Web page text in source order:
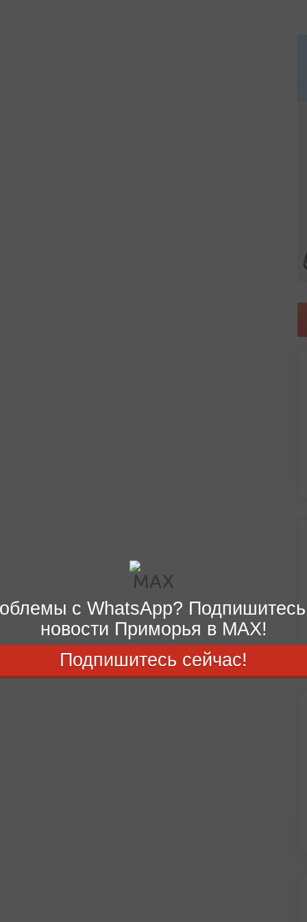
с WhatsApp?
новости Приморья в MAX!
Подпишитесь сейчас!